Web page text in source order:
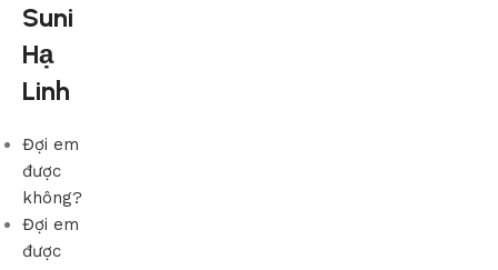
Suni
Hạ
Linh
Đợi em
được
không?
Đợi em
được